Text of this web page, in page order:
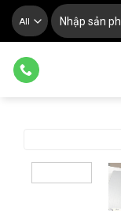
Skip
Tìm
kiếm: